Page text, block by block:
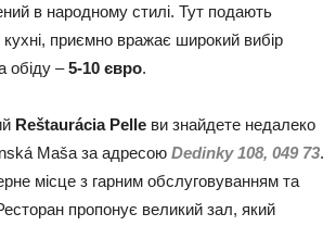
в народному стилі. Тут подають
приємно вражає широкий вибір
обіду –5-10 євро.
Reštaurácia Pelle ви знайдете недалеко
Maša за адресою Dedinky 108, 049 73.
місце з гарним обслуговуванням та
пропонує великий зал, який